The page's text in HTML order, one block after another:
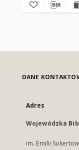
DANE
Adres
Wojewódzka
im. Emilii